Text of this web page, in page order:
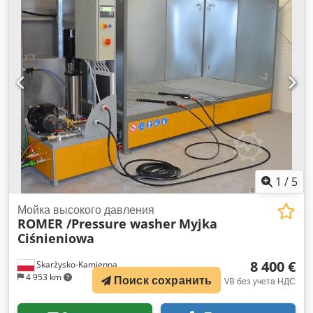
вручную. Взрывозащищенная конструкция Djdpfx
Asfzktzebxswa Камеры предназначены для
предотвращения образования взрывоопасной смеси в
процессе окраски. Каждый из компонентов был тщательно
отобран, чтобы минимизировать этот риск. [...]
1 / 5
Skarżysko-Kamienna
4 953 km
Мойка высокого давления
ROMER /Pressure washer Myjka
Ciśnieniowa
8 400 €
VB без учета НДС
Поиск сохранить